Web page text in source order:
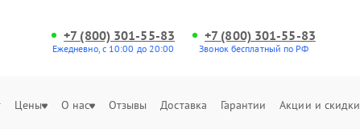
+7 (800) 301-55-83
Ежедневно, с 10:00 до 20:00
+7 (800) 301-55-83
Звонок бесплатный по РФ
Цены О нас Отзывы Доставка Гарантии Акции и скидки